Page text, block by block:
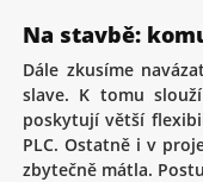
Na stavbě:
Dále zkusíme
slave. K tomu
poskytují větší
PLC. Ostatně i v
zbytečně mátla.